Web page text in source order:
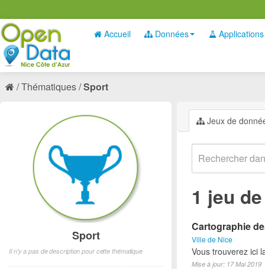
Accueil Données Applications
Thématiques Sport
Jeux de
1 jeu
Cartographie
Ville de Nice
Vous trouverez ici
Mise à jour: 17 Mai 2019
Sport
Il n'y a pas de description pour cette thématique